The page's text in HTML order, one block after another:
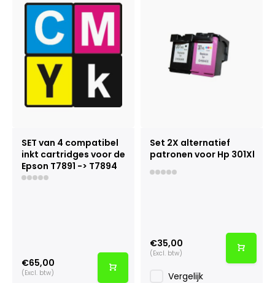
SET van 4 compatibel
inkt cartridges voor de
Epson T7891 -> T7894
€65,00
(Excl. btw)
Set 2X alternatief
patronen voor Hp 301Xl
€35,00
(Excl. btw)
Vergelijk